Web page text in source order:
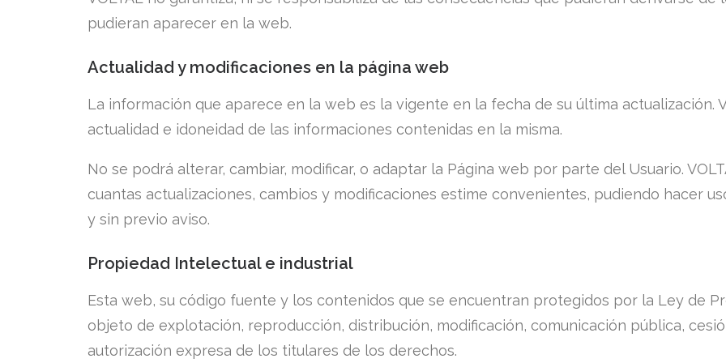
pudieran aparecer en la web.
Actualidad y modificaciones en la página web
La información que aparece en la web es la vigente en la fecha de su última actualización.
actualidad e idoneidad de las informaciones contenidas en la misma.
No se podrá alterar, cambiar, modificar, o adaptar la Página web por parte del Usuario.
cuantas actualizaciones, cambios y modificaciones estime convenientes, pudiendo hacer
y sin previo aviso.
Propiedad Intelectual e industrial
Esta web, su código fuente y los contenidos que se encuentran protegidos por la Ley de
objeto de explotación, reproducción, distribución, modificación, comunicación pública,
autorización expresa de los titulares de los derechos.